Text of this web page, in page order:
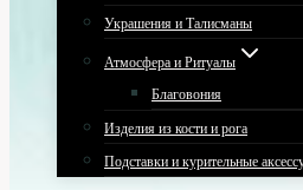
Украшения и Талисманы
Атмосфера и Ритуалы
Благовония
Изделия из кости и рога
Подставки и курительные